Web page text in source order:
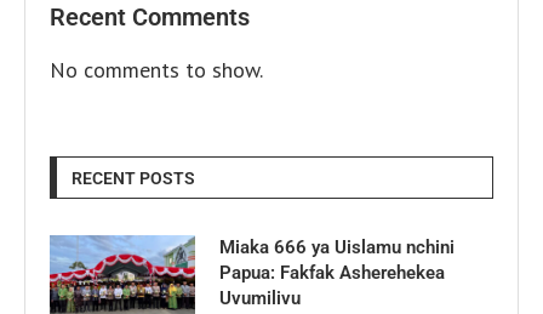
Recent Comments
No comments to show.
RECENT POSTS
Miaka 666 ya Uislamu nchini
Papua: Fakfak Asherehekea
Uvumilivu